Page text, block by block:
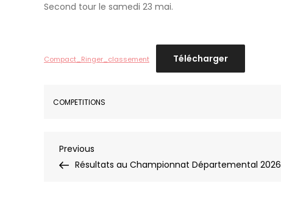
Second tour le samedi 23 mai.
Compact_Ringer_classement Télécharger
COMPETITIONS
Navigation
Previous
Post
Previous
Résultats au Championnat Départemental 2026